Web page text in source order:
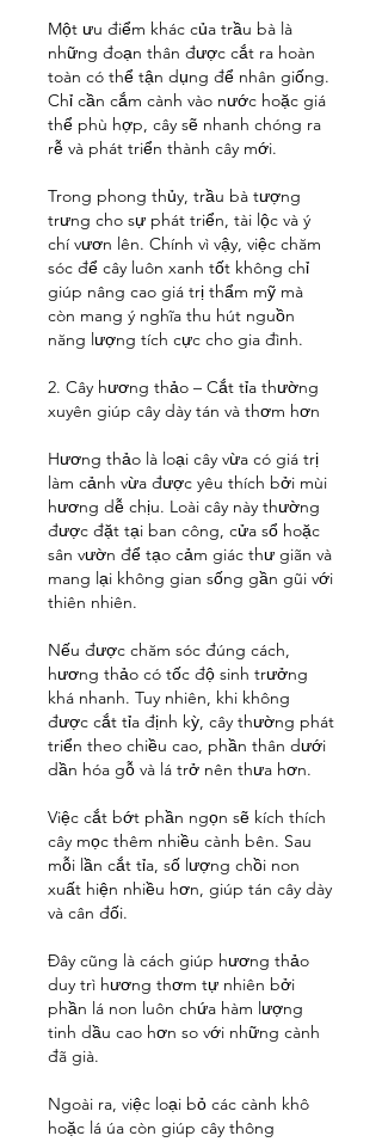
Một ưu điểm khác của trầu bà là
những đoạn thân được cắt ra hoàn
toàn có thể tận dụng để nhân giống.
Chỉ cần cắm cành vào nước hoặc giá
thể phù hợp, cây sẽ nhanh chóng ra
rễ và phát triển thành cây mới.
Trong phong thủy, trầu bà tượng
trưng cho sự phát triển, tài lộc và ý
chí vươn lên. Chính vì vậy, việc chăm
sóc để cây luôn xanh tốt không chỉ
giúp nâng cao giá trị thẩm mỹ mà
còn mang ý nghĩa thu hút nguồn
năng lượng tích cực cho gia đình.
2. Cây hương thảo – Cắt tỉa thường
xuyên giúp cây dày tán và thơm hơn
Hương thảo là loại cây vừa có giá trị
làm cảnh vừa được yêu thích bởi mùi
hương dễ chịu. Loài cây này thường
được đặt tại ban công, cửa sổ hoặc
sân vườn để tạo cảm giác thư giãn và
mang lại không gian sống gần gũi với
thiên nhiên.
Nếu được chăm sóc đúng cách,
hương thảo có tốc độ sinh trưởng
khá nhanh. Tuy nhiên, khi không
được cắt tỉa định kỳ, cây thường phát
triển theo chiều cao, phần thân dưới
dần hóa gỗ và lá trở nên thưa hơn.
Việc cắt bớt phần ngọn sẽ kích thích
cây mọc thêm nhiều cành bên. Sau
mỗi lần cắt tỉa, số lượng chồi non
xuất hiện nhiều hơn, giúp tán cây dày
và cân đối.
Đây cũng là cách giúp hương thảo
duy trì hương thơm tự nhiên bởi
phần lá non luôn chứa hàm lượng
tinh dầu cao hơn so với những cành
đã già.
Ngoài ra, việc loại bỏ các cành khô
hoặc lá úa còn giúp cây thông